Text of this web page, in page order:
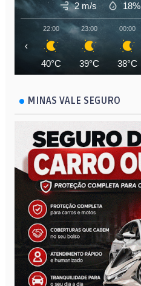
2 m/s 18%
22:00
40°C
23:00
39°C
00:00
38°C
‹
MINAS VALE SEGURO